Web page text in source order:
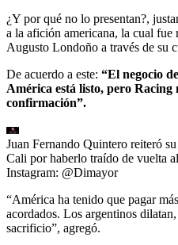
¿Y por qué no lo presentan?,
a la afición americana, la cual fue
Augusto Londoño a través de su
De acuerdo a este: “El negocio
América está listo, pero Racing
confirmación”.
Juan Fernando Quintero reiteró
Cali por haberlo traído de vuelta
Instagram: @Dimayor
“América ha tenido que pagar
acordados. Los argentinos
sacrificio”, agregó.